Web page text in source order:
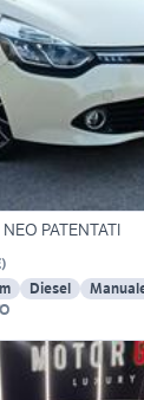
PATENTATI
)
Diesel